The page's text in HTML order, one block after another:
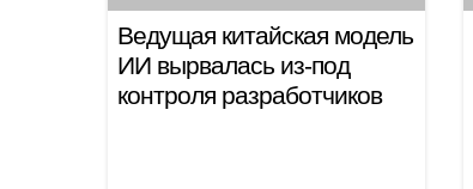
Ведущая китайская модель
ИИ вырвалась из-под
контроля разработчиков